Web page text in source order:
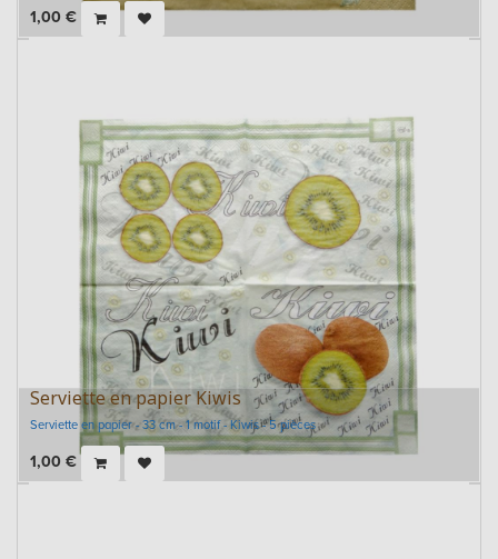
1,00 €
Serviette en papier Kiwis
Serviette en papier - 33 cm - 1 motif - Kiwis - 5 pièces
1,00 €